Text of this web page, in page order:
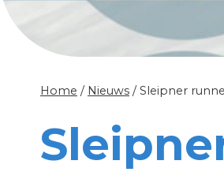
Home / Nieuws / Sleipner